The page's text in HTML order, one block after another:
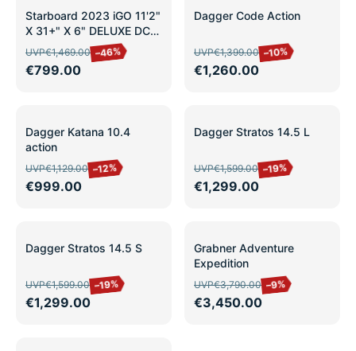
SALE
Starboard 2023 iGO 11'2"
X 31+" X 6" DELUXE DC
leicht
gebraucht/Ausstellung
UVP€1,469.00 –46%
€799.00
SALE
Dagger Code Action
UVP€1,399.00 –10%
€1,260.00
SALE
Dagger Katana 10.4
action
UVP€1,129.00 –12%
€999.00
SALE
Dagger Stratos 14.5 L
UVP€1,599.00 –19%
€1,299.00
SALE
Dagger Stratos 14.5 S
UVP€1,599.00 –19%
€1,299.00
SALE
Grabner Adventure
Expedition
UVP€3,790.00 –9%
€3,450.00